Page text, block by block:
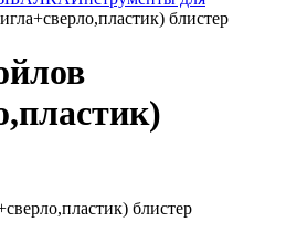
блистер